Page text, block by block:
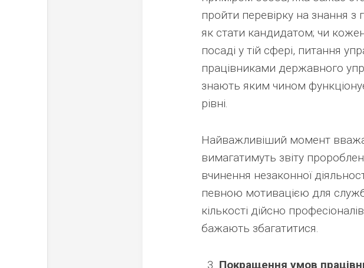
пройти перевірку на знання з
як стати кандидатом; чи
посаді у тій сфері, питання
працівниками державного
знають яким чином
рівні.
Найважливіший момент
вимагатимуть звіту
вчинення незаконної
певною мотивацією для
кількості дійсно
бажають збагатитися.
Покращення умов